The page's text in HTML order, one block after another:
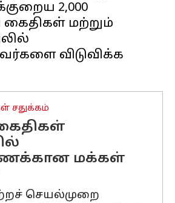
2,000
மற்றும்
விடுவிக்க
சதுக்கம்
மக்கள்
செயல்முறை